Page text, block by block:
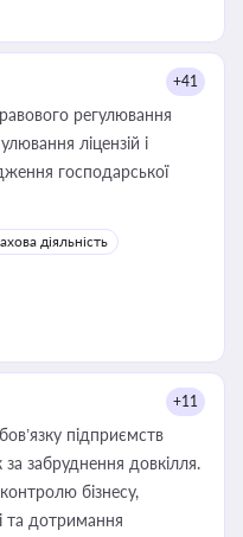
+41
регулювання
ліцензій і
господарської
діяльність
+11
підприємств
забруднення довкілля.
бізнесу,
та дотримання